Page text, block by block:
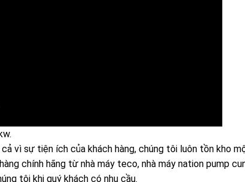
vì sự tiện ích của khách hàng, chúng tôi luôn tồn kho
chính hãng từ nhà máy teco, nhà máy nation pump
tôi khi quý khách có nhu cầu.